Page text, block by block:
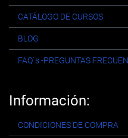
CATÁLOGO DE CURSOS
BLOG
FAQ´s -PREGUNTAS
Información:
CONDICIONES DE COMPRA